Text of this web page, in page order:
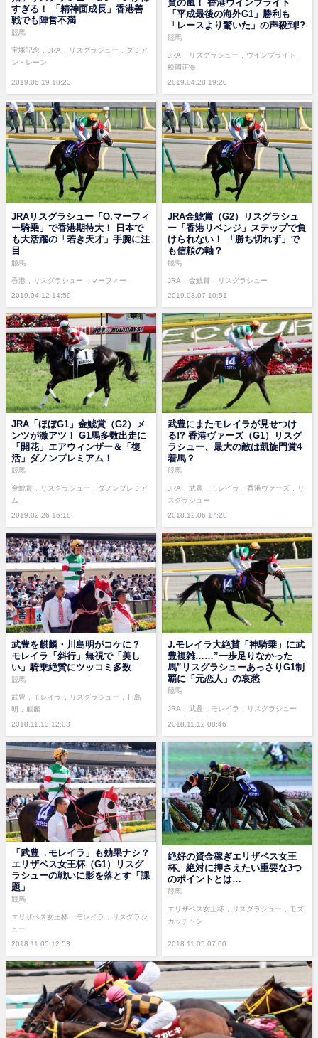
すぎる！ 「精神面成長」香港善
戦でも陣営不満
2019.06.19 18:23
競馬
宝塚記念 JRA リスグラシュー
ダミア
ン・レーン
賛の嵐！ 香港ウインブライト
「平成最後の海外G1」勝利も
「レースより驚いた」の声殺到!?
2019.04.28 19:20
競馬
JRA リスグラシュー
ウインブライト
松岡正海
JRAリスグラシュー「O.マーフィ
ー騎乗」で香港期待大！ 日本で
も大活躍の「若き天才」手腕に注
目
2019.04.12 14:59
競馬
香港 リスグラシュー マーフィー
JRA金鯱賞（G2）リスグラシュ
ー「香港リベンジ」ステップで負
けられない！ 「勝ち切れず」で
も信頼の軸？
2019.03.07 10:51
競馬
JRA 金鯱賞 リスグラシュー
JRA「ほぼG1」金鯱賞（G2）メ
ンツが激アツ！ G1馬多数出走に
「開花」エアウィンザー＆「復
活」ダノンプレミアム！
2019.02.26 16:18
競馬
金鯱賞 リスグラシュー
ダノンプレミア
ム
武豊にまたモレイラが見せつけ
る!? 香港ヴァーズ（G1）リスグ
ラシュー、最大の敵は凱旋門賞4
着馬？
2018.12.06 17:20
競馬
JRA 武豊 モレイラ 香港ヴァーズ
リ
スグラシュー
武豊を麒麟・川島明がコケに？
モレイラ「斜行」無視で「美し
い」騎乗絶賛にツッコミ多数
2018.11.13 12:03
競馬
武豊 モレイラ リスグラシュー
川島
明
麒麟
J.モレイラ大絶賛「神騎乗」に武
豊複雑……”一歩足りなかった
馬”リスグラシューあっさりG1制
覇に「元恋人」の哀愁
2018.11.12 08:46
競馬
JRA 武豊 モレイラ リスグラシュー
「武豊→モレイラ」も効果ナシ？
エリザベス女王杯（G1）リスグ
ラシューの戦いに影を落とす「課
題」
2018.11.05 12:53
競馬
エリザベス女王杯 モレイラ
リスグラシ
ュー
絶好の資金稼ぎエリザベス女王
杯。絶対に押さえたい重要な3つ
のポイントとは…
2018.11.05 07:00
競馬
エリザベス女王杯 リスグラシュー
モズ
カッチャン